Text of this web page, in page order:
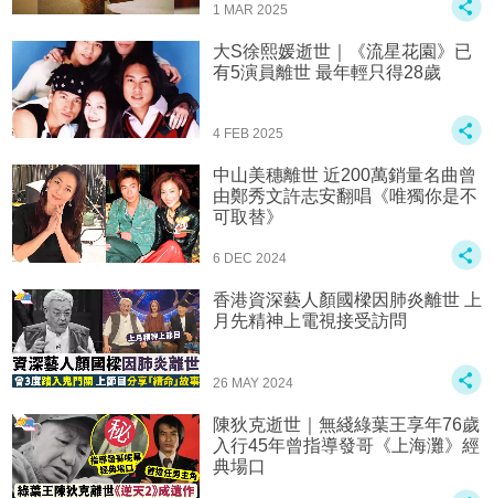
1 MAR 2025
大S徐熙媛逝世｜《流星花園》已
有5演員離世 最年輕只得28歲
4 FEB 2025
中山美穗離世 近200萬銷量名曲曾
由鄭秀文許志安翻唱《唯獨你是不
可取替》
6 DEC 2024
香港資深藝人顏國樑因肺炎離世 上
月先精神上電視接受訪問
26 MAY 2024
陳狄克逝世｜無綫綠葉王享年76歲
入行45年曾指導發哥《上海灘》經
典場口